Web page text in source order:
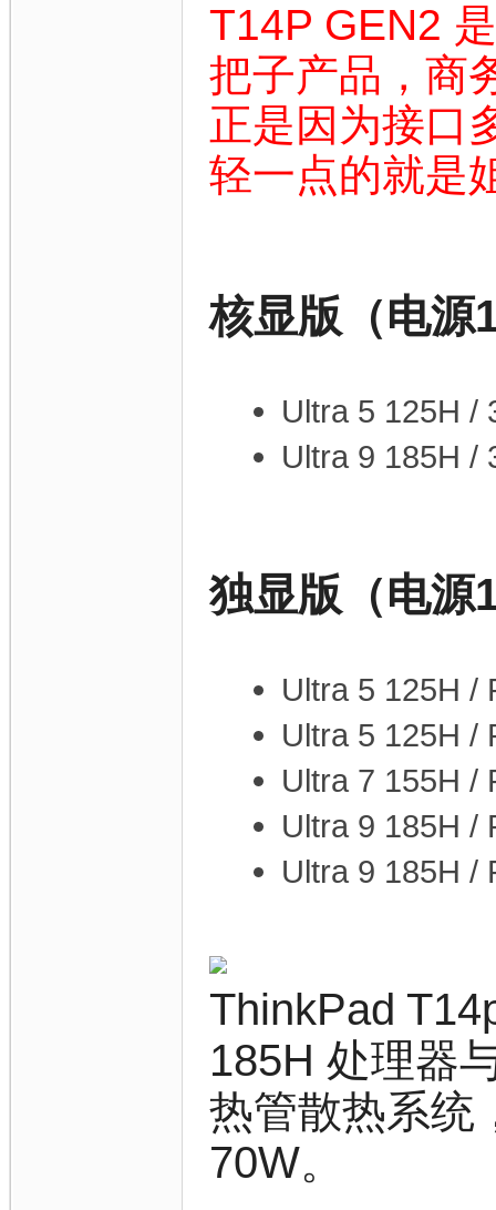
T14P GEN2
把子产品，商
正是因为接口
轻一点的就是
核显版（电源
Ultra 5 125H /
Ultra 9 185H /
独显版（电源
Ultra 5 125H /
Ultra 5 125H /
Ultra 7 155H /
Ultra 9 185H /
Ultra 9 185H /
ThinkPad
185H 处理器
热管散热系统
70W。